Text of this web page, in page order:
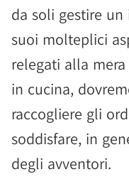
da soli gestire
suoi molteplici
relegati alla
in cucina,
raccogliere gli
soddisfare, in
degli avventori.